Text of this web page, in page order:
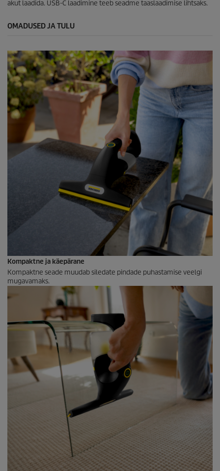
akut laadida. USB-C laadimine teeb seadme taaslaadimise lihtsaks.
OMADUSED JA TULU
Kompaktne ja käepärane
Kompaktne seade muudab siledate pindade puhastamise veelgi
mugavamaks.